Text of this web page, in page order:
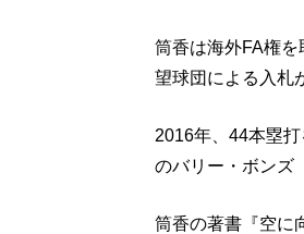
筒香は海外FA権
望球団による入札
2016年、44本塁
のバリー・ボンズ
筒香の著書『空に